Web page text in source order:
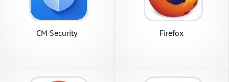
CM Security Firefox